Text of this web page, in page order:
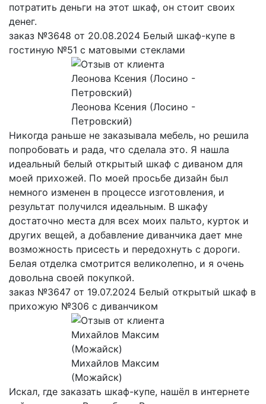
потратить деньги на этот шкаф, он стоит своих
денег.
заказ №3648 от 20.08.2024 Белый шкаф-купе в
гостиную №51 с матовыми стеклами
Леонова Ксения (Лосино -
Петровский)
Никогда раньше не заказывала мебель, но решила
попробовать и рада, что сделала это. Я нашла
идеальный белый открытый шкаф с диваном для
моей прихожей. По моей просьбе дизайн был
немного изменен в процессе изготовления, и
результат получился идеальным. В шкафу
достаточно места для всех моих пальто, курток и
других вещей, а добавление диванчика дает мне
возможность присесть и передохнуть с дороги.
Белая отделка смотрится великолепно, и я очень
довольна своей покупкой.
заказ №3647 от 19.07.2024 Белый открытый шкаф в
прихожую №306 с диванчиком
Михайлов Максим
(Можайск)
Искал, где заказать шкаф-купе, нашёл в интернете